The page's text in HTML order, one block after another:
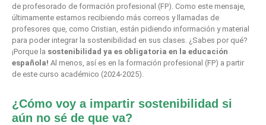
de profesorado de formación profesional (FP). Como este mensaje,
últimamente estamos recibiendo más correos y llamadas de
profesores que, como Cristian, están pidiendo información y material
para poder integrar la sostenibilidad en sus clases. ¿Sabes por qué?
¡Porque la sostenibilidad ya es obligatoria en la educación
española! Al menos, así es en la formación profesional (FP) a partir
de este curso académico (2024-2025).
¿Cómo voy a impartir sostenibilidad si
aún no sé de que va?